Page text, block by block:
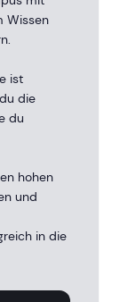
Wissen
ist
die
du
hohen
und
in die